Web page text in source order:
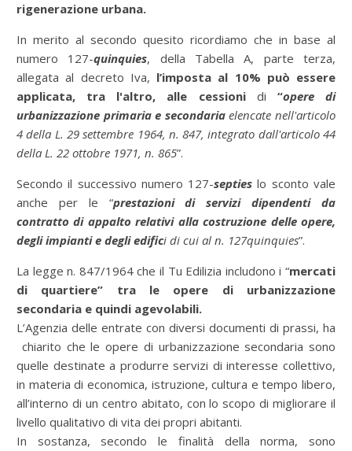
rigenerazione urbana.
In merito al secondo quesito ricordiamo che in base al
numero 127-quinquies, della Tabella A, parte terza,
allegata al decreto Iva, l’imposta al 10% può essere
applicata, tra l'altro, alle cessionidi “opere di
urbanizzazione primaria e secondariaelencate nell'articolo
4 della L. 29 settembre 1964, n. 847, integrato dall'articolo 44
della L. 22 ottobre 1971, n. 865”.
Secondo il successivo numero 127-septies lo sconto vale
anche per le “prestazioni di servizi dipendenti da
contratto di appalto relativi alla costruzione delle opere,
degli impianti e degli edifici di cui al n. 127quinquies”.
La legge n. 847/1964 che il Tu Edilizia includono i “mercati
di quartiere” tra le opere di urbanizzazione
secondaria e quindi agevolabili.
L’Agenzia delle entrate con diversi documenti di prassi, ha
chiarito che le opere di urbanizzazione secondaria sono
quelle destinate a produrre servizi di interesse collettivo,
in materia di economica, istruzione, cultura e tempo libero,
all’interno di un centro abitato, con lo scopo di migliorare il
livello qualitativo di vita dei propri abitanti.
In sostanza, secondo le finalità della norma, sono